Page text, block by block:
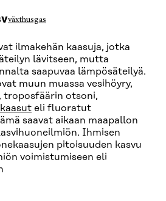
växthusgas
ilmakehän kaasuja, jotka
lävitseen, mutta
saapuvaa lämpösäteilyä.
muun muassa vesihöyry,
troposfäärin otsoni,
eli fluoratut
saavat aikaan maapallon
Ihmisen
pitoisuuden kasvu
voimistumiseen eli